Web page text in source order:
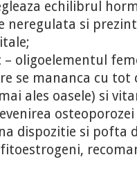
echilibrul
neregulata si
– oligoelementul
se mananca cu tot
ales oasele) si
dispozitie si pofta